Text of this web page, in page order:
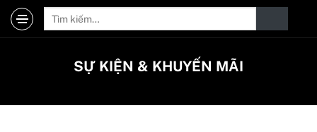
SỰ KIỆN & KHUYẾN MÃI